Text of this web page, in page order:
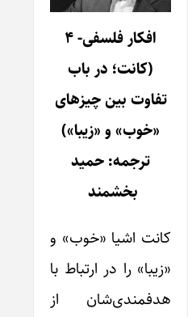
افکار فلسفی- ۴
(کانت؛ در باب
تفاوت بین چیزهای
«خوب» و «زیبا»)
ترجمه: حمید
بخشمند
کانت اشیا «خوب» و
«زیبا» را در ارتباط با
‌هدفمندی‌شان از